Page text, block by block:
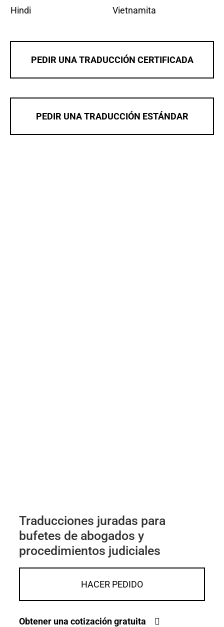
Hindi
Vietnamita
PEDIR UNA TRADUCCIÓN CERTIFICADA
PEDIR UNA TRADUCCIÓN ESTÁNDAR
Traducciones juradas para
bufetes de abogados y
procedimientos judiciales
HACER PEDIDO
Obtener una cotización gratuita